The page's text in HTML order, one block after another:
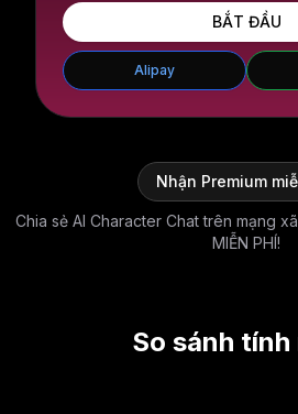
BẮT ĐẦU
Alipay
Nhận Premium
Chia sẻ AI Character Chat trên mạng
MIỄN PHÍ!
So sánh tính